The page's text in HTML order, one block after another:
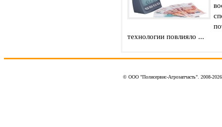
технологии повлияло ...
© ООО "Полисервис-Агрозапчасть". 2008-